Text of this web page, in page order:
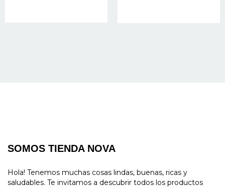
SOMOS TIENDA NOVA
Hola! Tenemos muchas cosas lindas, buenas, ricas y
saludables. Te invitamos a descubrir todos los productos